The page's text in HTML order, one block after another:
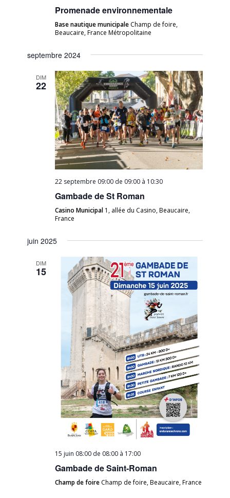
Promenade environnementale
Base nautique municipale Champ de foire,
Beaucaire, France Métropolitaine
septembre 2024
DIM
22
22 septembre 09:00 de 09:00 à 10:30
Gambade de St Roman
Casino Municipal 1, allée du Casino, Beaucaire,
France
juin 2025
DIM
15
15 juin 08:00 de 08:00 à 17:00
Gambade de Saint-Roman
Champ de foire Champ de foire, Beaucaire, France